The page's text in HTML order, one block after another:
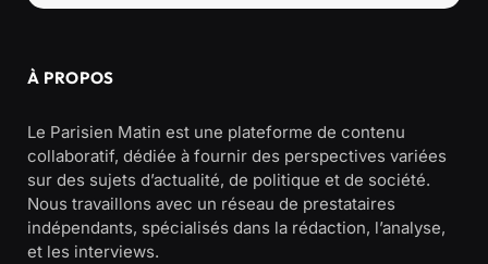
À PROPOS
Le Parisien Matin est une plateforme de contenu
collaboratif, dédiée à fournir des perspectives variées
sur des sujets d’actualité, de politique et de société.
Nous travaillons avec un réseau de prestataires
indépendants, spécialisés dans la rédaction, l’analyse,
et les interviews.